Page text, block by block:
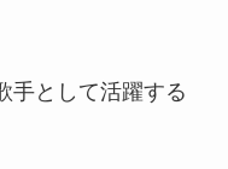
手として活躍する